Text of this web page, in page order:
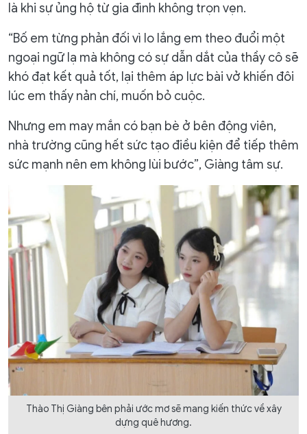
là khi sự ủng hộ từ gia đình không trọn vẹn.
“Bố em từng phản đối vì lo lắng em theo đuổi một
ngoại ngữ lạ mà không có sự dẫn dắt của thầy cô sẽ
khó đạt kết quả tốt, lại thêm áp lực bài vở khiến đôi
lúc em thấy nản chí, muốn bỏ cuộc.
Nhưng em may mắn có bạn bè ở bên động viên,
nhà trường cũng hết sức tạo điều kiện để tiếp thêm
sức mạnh nên em không lùi bước”, Giàng tâm sự.
Thào Thị Giàng bên phải ước mơ sẽ mang kiến thức về xây
dựng quê hương.